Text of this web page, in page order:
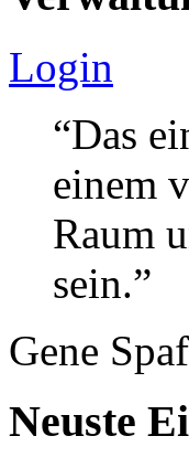
Login
“Das
einem
Raum
sein.”
Gene
Neuste